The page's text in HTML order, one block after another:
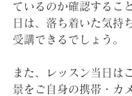
ているのか確認するこ
日は、落ち着いた気持
受講できるでしょう。
また、レッスン当日は
景をご自身の携帯・カ